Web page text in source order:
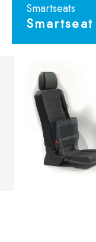
Smartseats